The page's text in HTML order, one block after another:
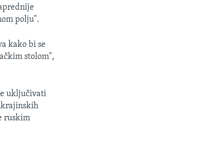
polju".
kako bi se
stolom",
uključivati
ruskim